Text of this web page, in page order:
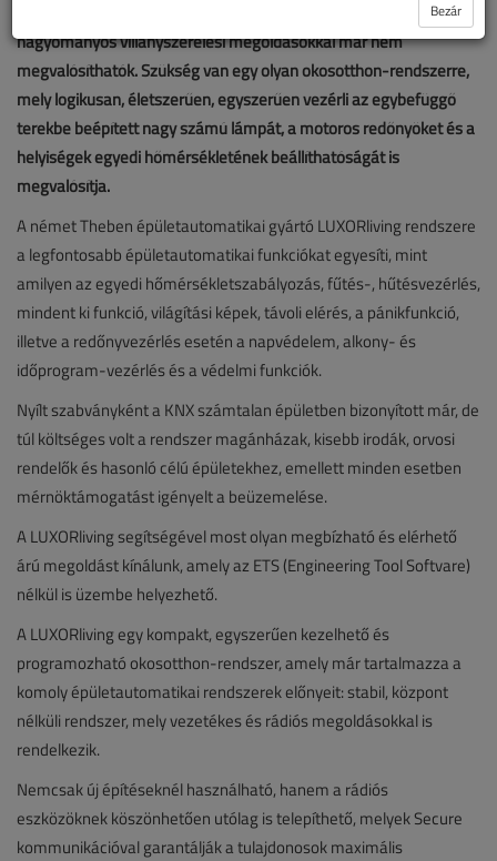
váltak alapvető követelménnyé a megrendelők részéről, amelyek
hagyományos villanyszerelési megoldásokkal már nem
megvalósíthatók. Szükség van egy olyan okosotthon-rendszerre,
mely logikusan, életszerűen, egyszerűen vezérli az egybefüggő
terekbe beépített nagy számú lámpát, a motoros redőnyöket és a
helyiségek egyedi hőmérsékletének beállíthatóságát is
megvalósítja.
A német Theben épületautomatikai gyártó LUXORliving rendszere
a legfontosabb épületautomatikai funkciókat egyesíti, mint
amilyen az egyedi hőmérsékletszabályozás, fűtés-, hűtésvezérlés,
mindent ki funkció, világítási képek, távoli elérés, a pánikfunkció,
illetve a redőnyvezérlés esetén a napvédelem, alkony- és
időprogram-vezérlés és a védelmi funkciók.
Nyílt szabványként a KNX számtalan épületben bizonyított már, de
túl költséges volt a rendszer magánházak, kisebb irodák, orvosi
rendelők és hasonló célú épületekhez, emellett minden esetben
mérnöktámogatást igényelt a beüzemelése.
A LUXORliving segítségével most olyan megbízható és elérhető
árú megoldást kínálunk, amely az ETS (Engineering Tool Softvare)
nélkül is üzembe helyezhető.
A LUXORliving egy kompakt, egyszerűen kezelhető és
programozható okosotthon-rendszer, amely már tartalmazza a
komoly épületautomatikai rendszerek előnyeit: stabil, központ
nélküli rendszer, mely vezetékes és rádiós megoldásokkal is
rendelkezik.
Nemcsak új építéseknél használható, hanem a rádiós
eszközöknek köszönhetően utólag is telepíthető, melyek Secure
kommunikációval garantálják a tulajdonosok maximális
Bezár